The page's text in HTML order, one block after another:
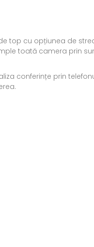
top cu opțiunea de
toată camera prin
conferințe prin